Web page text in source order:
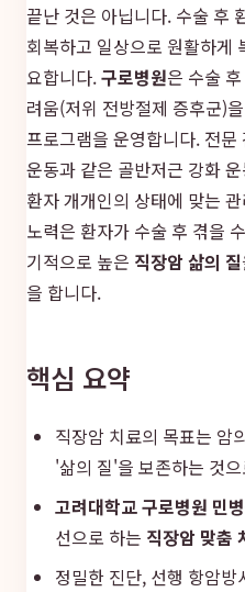
끝난 것은 아닙니다. 수술 후
회복하고 일상으로 원활하게
요합니다.구로병원은 수술
려움(저위 전방절제 증후군)
프로그램을 운영합니다. 전
운동과 같은 골반저근 강화
환자 개개인의 상태에 맞는
노력은 환자가 수술 후 겪을
기적으로 높은 직장암 삶의 질
을 합니다.
핵심 요약
직장암 치료의 목표는 암
'삶의 질'을 보존하는 것
고려대학교 구로병원 민
선으로 하는 직장암 맞춤
정밀한 진단, 선행 항암